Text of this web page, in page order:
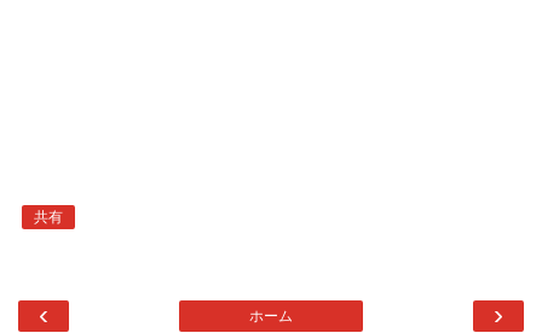
共有
‹ ›
ホーム